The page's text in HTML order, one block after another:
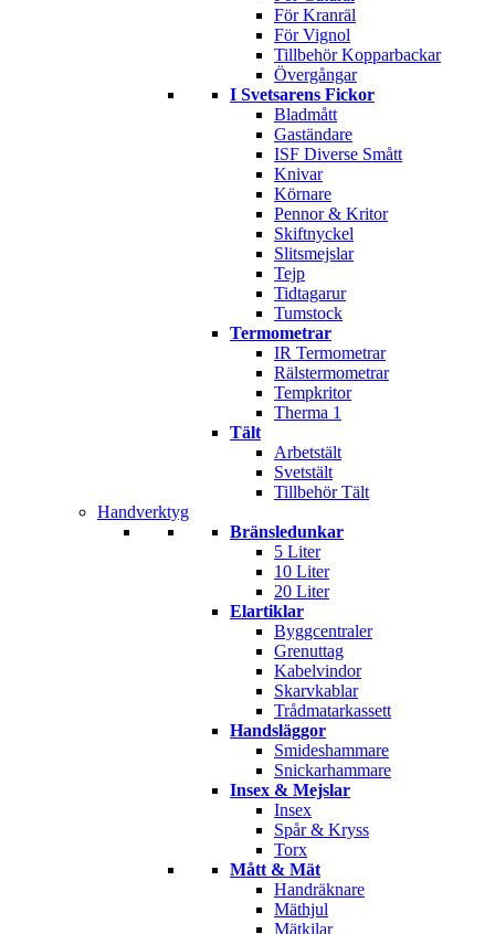
För Kranräl
För Vignol
Tillbehör Kopparbackar
Övergångar
I Svetsarens Fickor
Bladmått
Gaständare
ISF Diverse Smått
Knivar
Körnare
Pennor & Kritor
Skiftnyckel
Slitsmejslar
Tejp
Tidtagarur
Tumstock
Termometrar
IR Termometrar
Rälstermometrar
Tempkritor
Therma 1
Tält
Arbetstält
Svetstält
Tillbehör Tält
Handverktyg
Bränsledunkar
5 Liter
10 Liter
20 Liter
Elartiklar
Byggcentraler
Grenuttag
Kabelvindor
Skarvkablar
Trådmatarkassett
Handsläggor
Smideshammare
Snickarhammare
Insex & Mejslar
Insex
Spår & Kryss
Torx
Mått & Mät
Handräknare
Mäthjul
Mätkilar